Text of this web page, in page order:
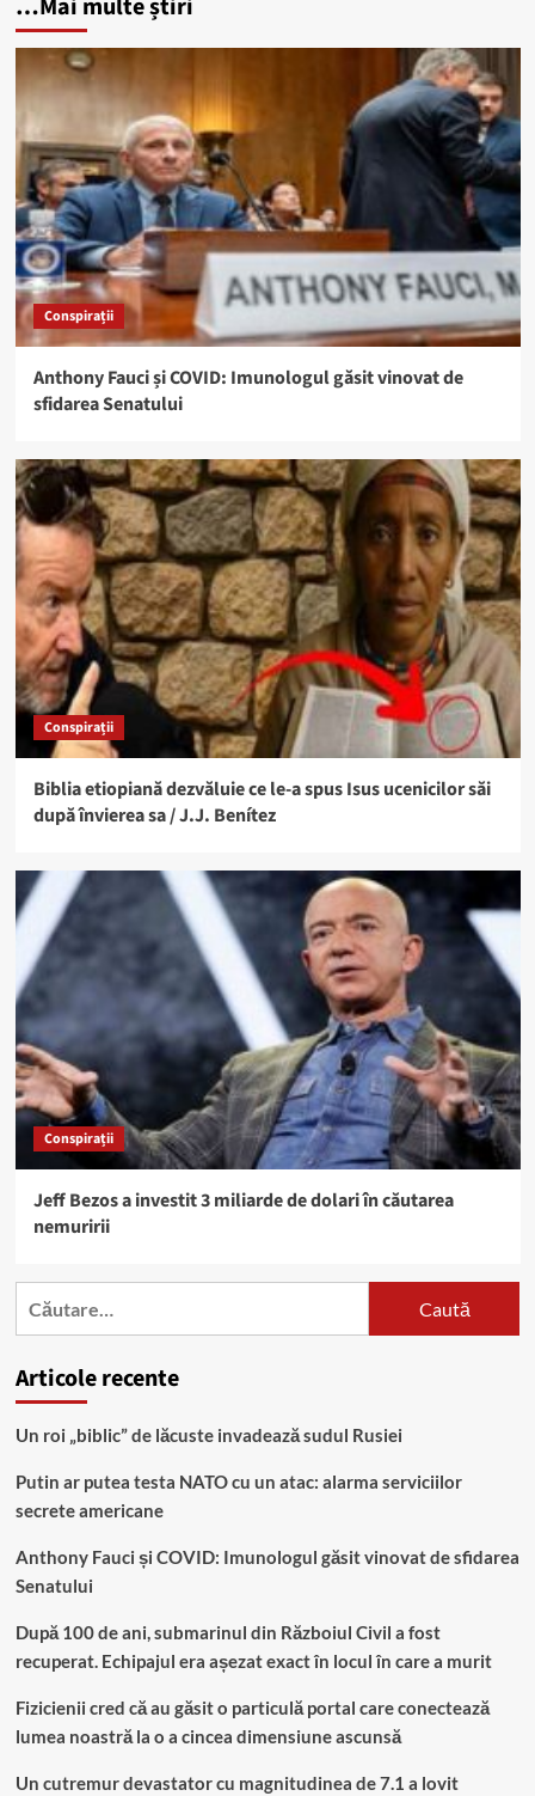
…Mai multe știri
Conspirații
Anthony Fauci și COVID: Imunologul găsit vinovat de
sfidarea Senatului
Conspirații
Biblia etiopiană dezvăluie ce le-a spus Isus ucenicilor săi
după învierea sa / J.J. Benítez
Conspirații
Jeff Bezos a investit 3 miliarde de dolari în căutarea
nemuririi
Caută
Articole recente
Un roi „biblic” de lăcuste invadează sudul Rusiei
Putin ar putea testa NATO cu un atac: alarma serviciilor
secrete americane
Anthony Fauci și COVID: Imunologul găsit vinovat de sfidarea
Senatului
După 100 de ani, submarinul din Războiul Civil a fost
recuperat. Echipajul era așezat exact în locul în care a murit
Fizicienii cred că au găsit o particulă portal care conectează
lumea noastră la o a cincea dimensiune ascunsă
Un cutremur devastator cu magnitudinea de 7.1 a lovit